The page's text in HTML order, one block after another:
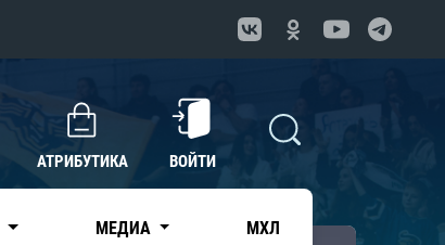
АТРИБУТИКА ВОЙТИ
МЕДИА МХЛ